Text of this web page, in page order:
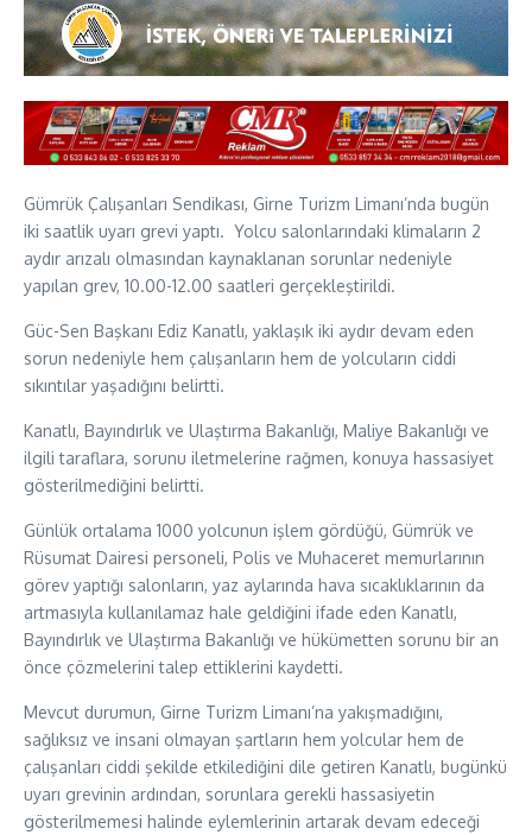
Gümrük Çalışanları Sendikası, Girne Turizm Limanı’nda bugün
iki saatlik uyarı grevi yaptı. Yolcu salonlarındaki klimaların 2
aydır arızalı olmasından kaynaklanan sorunlar nedeniyle
yapılan grev, 10.00-12.00 saatleri gerçekleştirildi.
Güc-Sen Başkanı Ediz Kanatlı, yaklaşık iki aydır devam eden
sorun nedeniyle hem çalışanların hem de yolcuların ciddi
sıkıntılar yaşadığını belirtti.
Kanatlı, Bayındırlık ve Ulaştırma Bakanlığı, Maliye Bakanlığı ve
ilgili taraflara, sorunu iletmelerine rağmen, konuya hassasiyet
gösterilmediğini belirtti.
Günlük ortalama 1000 yolcunun işlem gördüğü, Gümrük ve
Rüsumat Dairesi personeli, Polis ve Muhaceret memurlarının
görev yaptığı salonların, yaz aylarında hava sıcaklıklarının da
artmasıyla kullanılamaz hale geldiğini ifade eden Kanatlı,
Bayındırlık ve Ulaştırma Bakanlığı ve hükümetten sorunu bir an
önce çözmelerini talep ettiklerini kaydetti.
Mevcut durumun, Girne Turizm Limanı’na yakışmadığını,
sağlıksız ve insani olmayan şartların hem yolcular hem de
çalışanları ciddi şekilde etkilediğini dile getiren Kanatlı, bugünkü
uyarı grevinin ardından, sorunlara gerekli hassasiyetin
gösterilmemesi halinde eylemlerinin artarak devam edeceği